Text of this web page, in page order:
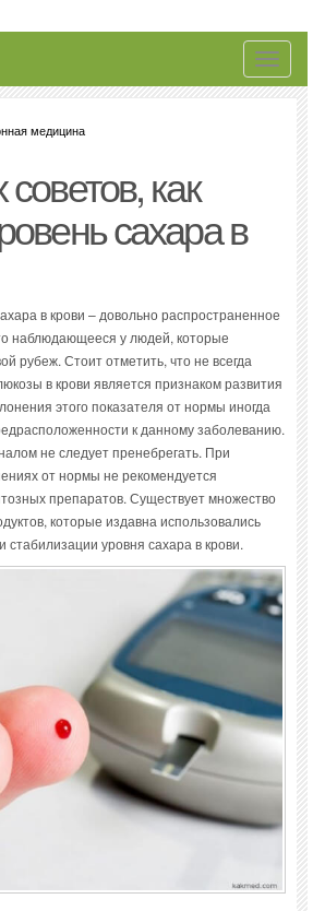
Toggle
медицина
как
сахара в
в крови – довольно распространенное
наблюдающееся у людей, которые
рубеж. Стоит отметить, что не всегда
в крови является признаком развития
этого показателя от нормы иногда
к данному заболеванию.
не следует пренебрегать. При
от нормы не рекомендуется
препаратов. Существует множество
которые издавна использовались
стабилизации уровня сахара в крови.